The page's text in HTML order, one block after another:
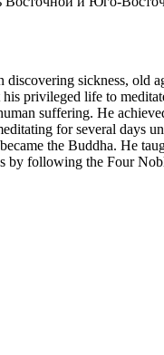
sickness, old
privileged life to
suffering. He
for several days
the Buddha. He
by following the Four